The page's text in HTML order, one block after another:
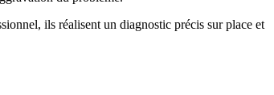
ils réalisent un diagnostic précis sur place et